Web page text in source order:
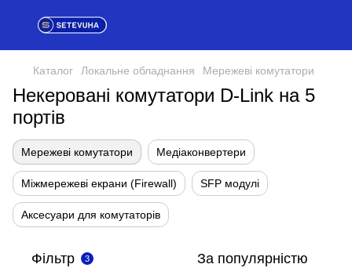
Каталог Локальне обладнання Мережеві комутатори
Некеровані комутатори D-Link на 5
портів
Мережеві комутатори Медіаконвертери
Міжмережеві екрани (Firewall) SFP модулі
Аксесуари для комутаторів
Фільтр 3 За популярністю